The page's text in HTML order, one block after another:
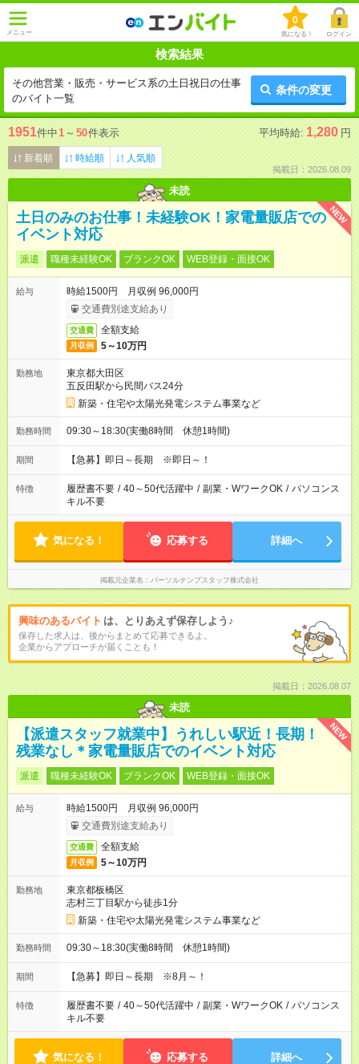
メニュー
0
気になる！ ログイン
検索結果
その他営業・販売・サービス系の土日祝日の仕事
のバイト一覧
条件の変更
1951件中1 ～ 50件表示 平均時給: 1,280 円
新着順 時給順 人気順
掲載日：2026.08.09
未読
NEW
土日のみのお仕事！未経験OK！家電量販店での
イベント対応
派遣 職種未経験OK ブランクOK WEB登録・面接OK
給与
時給1500円 月収例 96,000円
交通費別途支給あり
交通費 全額支給
月収例 5～10万円
勤務地
東京都大田区
五反田駅から民間バス24分
新築・住宅や太陽光発電システム事業など
勤務時間 09:30～18:30(実働8時間 休憩1時間)
期間 【急募】即日～長期 ※即日～！
特徴 履歴書不要 / 40～50代活躍中 / 副業・WワークOK / パソコンス
キル不要
気になる！ 応募する 詳細へ
掲載元企業名 パーソルテンプスタッフ株式会社
興味のあるバイト は、とりあえず保存しよう♪
保存した求人は、後からまとめて応募できるよ。
企業からアプローチが届くことも！
掲載日：2026.08.07
未読
NEW
【派遣スタッフ就業中】うれしい駅近！長期！
残業なし＊家電量販店でのイベント対応
派遣 職種未経験OK ブランクOK WEB登録・面接OK
給与
時給1500円 月収例 96,000円
交通費別途支給あり
交通費 全額支給
月収例 5～10万円
勤務地
東京都板橋区
志村三丁目駅から徒歩1分
新築・住宅や太陽光発電システム事業など
勤務時間 09:30～18:30(実働8時間 休憩1時間)
期間 【急募】即日～長期 ※8月～！
特徴 履歴書不要 / 40～50代活躍中 / 副業・WワークOK / パソコンス
キル不要
気になる！ 応募する 詳細へ